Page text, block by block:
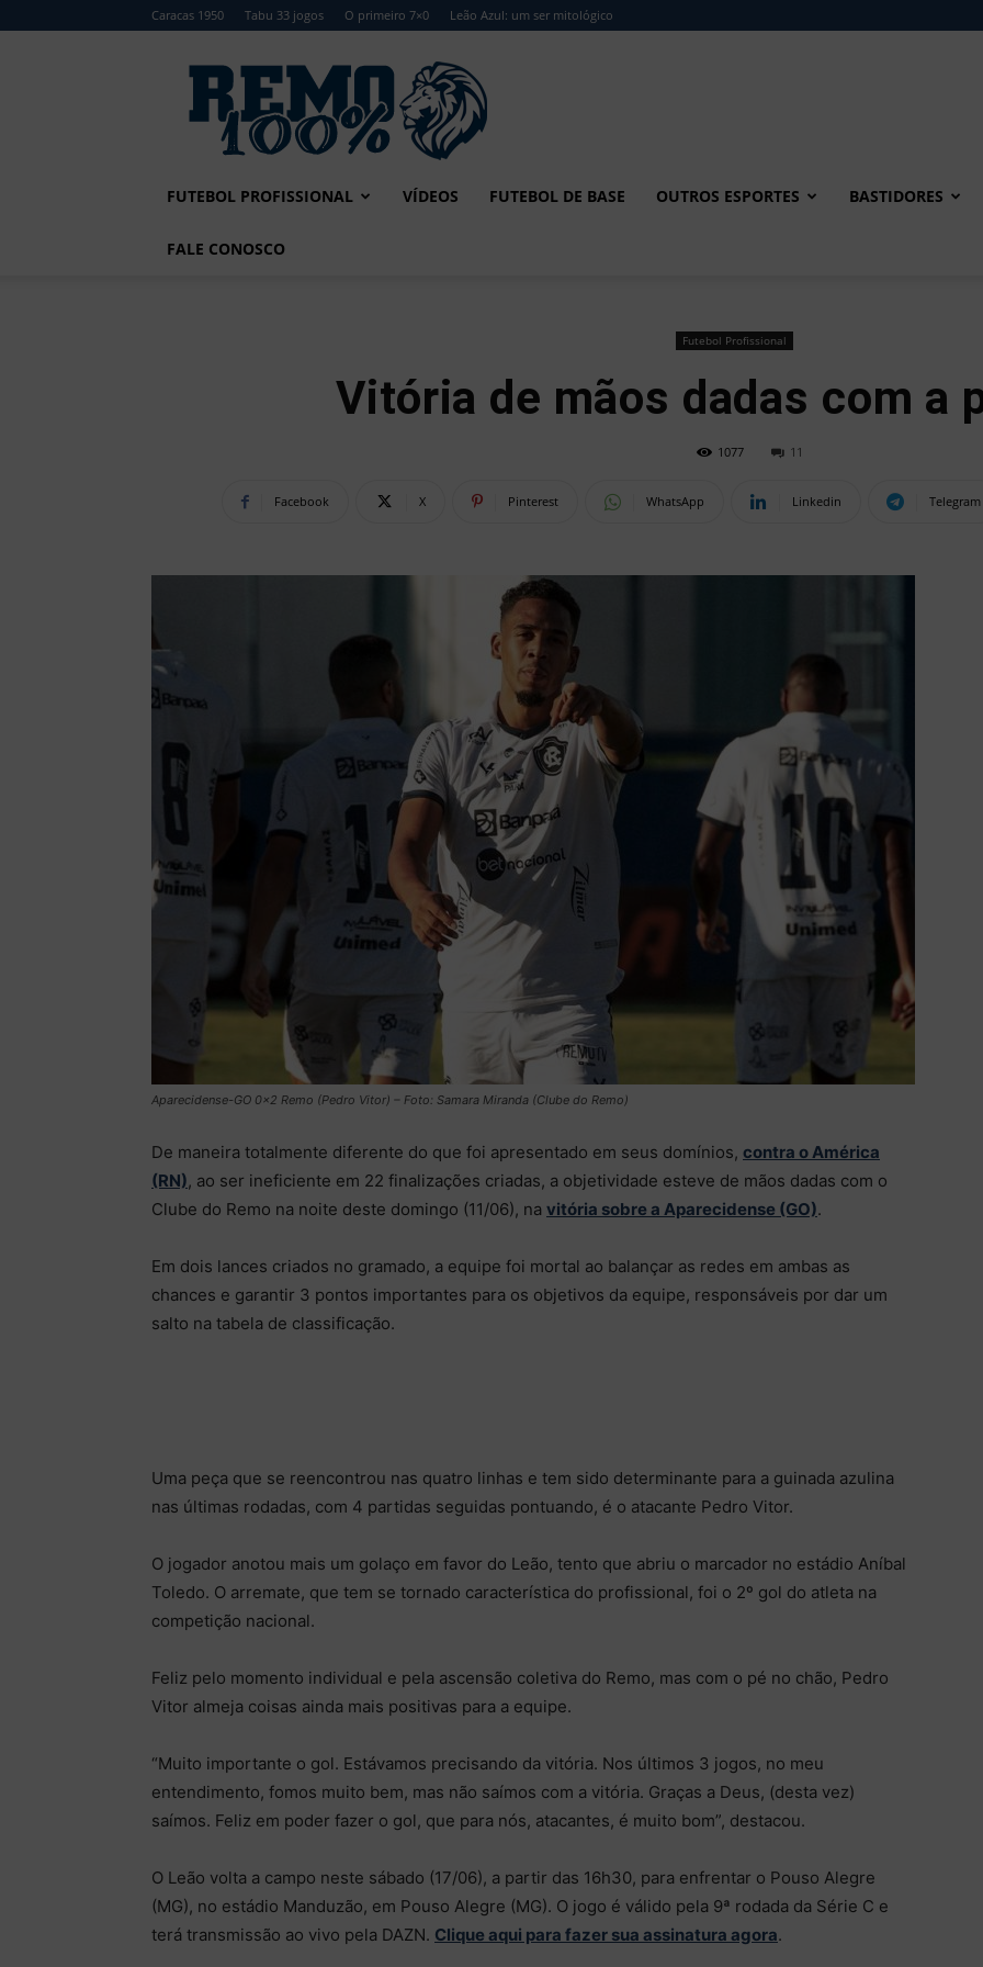
Caracas 1950 Tabu 33 jogos O primeiro 7×0 Leão Azul: um ser mitológico
Remo
FUTEBOL PROFISSIONAL VÍDEOS FUTEBOL DE BASE OUTROS ESPORTES BASTIDORES
FALE CONOSCO
Futebol Profissional
Vitória de mãos dadas com a
1077 11
Facebook X Pinterest WhatsApp Linkedin Telegram
Aparecidense-GO 0×2 Remo (Pedro Vitor) – Foto: Samara Miranda (Clube do Remo)
De maneira totalmente diferente do que foi apresentado em seus domínios, contra o América
(RN), ao ser ineficiente em 22 finalizações criadas, a objetividade esteve de mãos dadas com o
Clube do Remo na noite deste domingo (11/06), na vitória sobre a Aparecidense (GO).
Em dois lances criados no gramado, a equipe foi mortal ao balançar as redes em ambas as
chances e garantir 3 pontos importantes para os objetivos da equipe, responsáveis por dar um
salto na tabela de classificação.
Uma peça que se reencontrou nas quatro linhas e tem sido determinante para a guinada azulina
nas últimas rodadas, com 4 partidas seguidas pontuando, é o atacante Pedro Vitor.
O jogador anotou mais um golaço em favor do Leão, tento que abriu o marcador no estádio Aníbal
Toledo. O arremate, que tem se tornado característica do profissional, foi o 2º gol do atleta na
competição nacional.
Feliz pelo momento individual e pela ascensão coletiva do Remo, mas com o pé no chão, Pedro
Vitor almeja coisas ainda mais positivas para a equipe.
“Muito importante o gol. Estávamos precisando da vitória. Nos últimos 3 jogos, no meu
entendimento, fomos muito bem, mas não saímos com a vitória. Graças a Deus, (desta vez)
saímos. Feliz em poder fazer o gol, que para nós, atacantes, é muito bom”, destacou.
O Leão volta a campo neste sábado (17/06), a partir das 16h30, para enfrentar o Pouso Alegre
(MG), no estádio Manduzão, em Pouso Alegre (MG). O jogo é válido pela 9ª rodada da Série C e
terá transmissão ao vivo pela DAZN. Clique aqui para fazer sua assinatura agora.